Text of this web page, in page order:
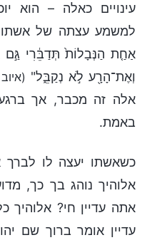
עינויים כאלה – הוא
למשמע עצתה של אשתו,
אַחַ֤ת הַנְּבָלוֹת֙ תְּדַבֵּ֔רִי
וְאֶת־הָרָ֖ע לֹ֣א נְקַבֵּ֑ל" (איוב
אלה זה מכבר, אך
באמת.
כשאשתו יעצה לו לברך
אלוהיך נוהג בך כך,
אתה עדיין חי? אלוהיך
עדיין אומר ברוך שם